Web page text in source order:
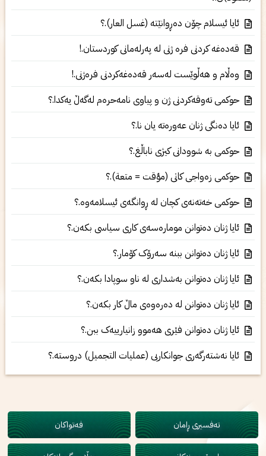
تەفسیری ڕامان فەتواکان
ئایا ئیسلام چۆن دەڕوانێتە (غسل العار).؟
قەدەغە کردنى فرە ژنی لە پەرلەمانى کوردستان.!
وەڵام و هەڵوێست لەسەر قەدەغەکردنى فرەژنی.!
حوکمى تەوقەکردنی‌ ژن و پیاوی‌ نامەحرەم لەگەڵ یەکدا.؟
ئایا دەنگى ژنان عەورەتە یان نا.؟
حوکمى بە شوودانى کیژى ناباڵغ.؟
حوکمى زەواجی کاتی (مؤقت = متعة).؟
حوکمی خەتەنەی‌ کچان لە ڕوانگەی‌ ئیسلامەوە.؟
ئایا ژنان دەتوانن مومارەسەی کاری سیاسی بکەن.؟
ئایا ژنان دەتوانن ببنە سەرۆک کۆمار.؟
ئایا ژنان دەتوانن بەشداری لە ناو سوپادا بکەن.؟
ئایا ژنان دەتوانن لە دەرەوەی ماڵ کار بکەن.؟
ئایا ژنان دەتوانن فێری هەموو زانیارییەک ببن.؟
ئایا نەشتەرگەرى جوانکاریی (عملیات التجمیل) دروستە.؟